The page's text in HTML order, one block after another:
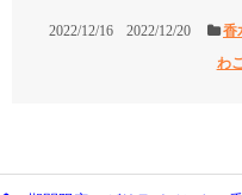
2022/12/16 2022/12/20 香
わ